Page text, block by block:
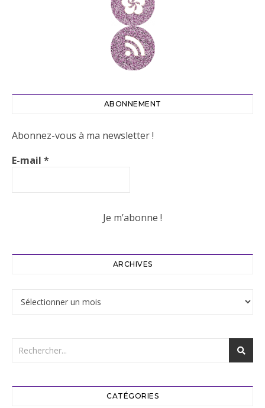
ABONNEMENT
Abonnez-vous à ma newsletter !
E-mail *
ARCHIVES
Archives
CATÉGORIES